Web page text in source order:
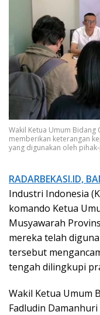
Wakil Ketua Umum Bidang
memberikan keterangan
yang digunakan oleh pihak-
RADARBEKASI.ID,
Industri Indonesia
komando Ketua
Musyawarah
mereka telah
tersebut
tengah dilingkupi
Wakil Ketua Umum
Fadludin